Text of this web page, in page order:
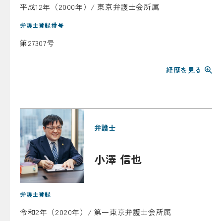
平成12年（2000年）/ 東京弁護士会所属
弁護士登録番号
第27307号
経歴を見る
弁護士
小澤 信也
弁護士登録
令和2年（2020年）/ 第一東京弁護士会所属